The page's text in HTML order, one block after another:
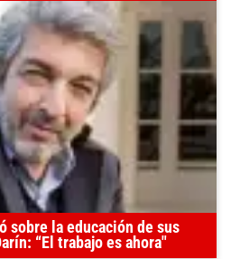
sobre la educación de sus
“El trabajo es ahora"